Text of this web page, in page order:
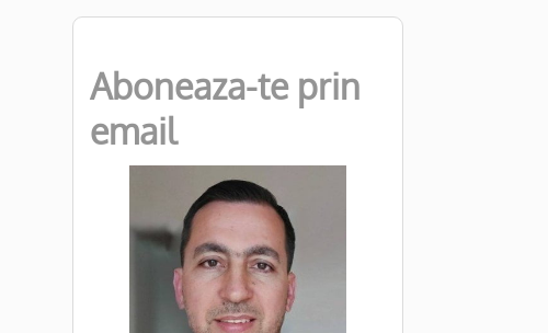
Aboneaza-te prin
email